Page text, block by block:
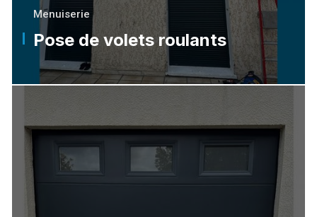
Menuiserie
Pose de volets roulants